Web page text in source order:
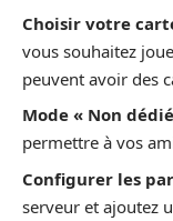
Choisir votre
vous souhaitez
peuvent avoir des
Mode « Non
permettre à vos
Configurer les
serveur et ajoutez